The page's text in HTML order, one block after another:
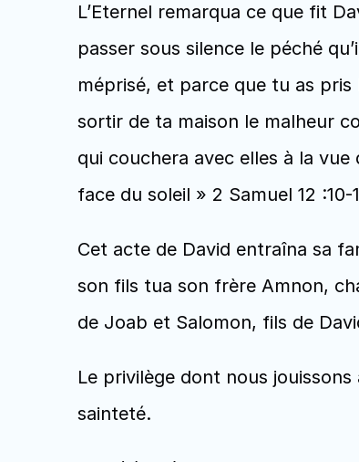
L’Eternel remarqua ce que fit
passer sous silence le péché
méprisé, et parce que tu as pris
sortir de ta maison le malheur
qui couchera avec elles à la
face du soleil » 2 Samuel 12 :10-
Cet acte de David entraîna sa
son fils tua son frère Amnon,
de Joab et Salomon, fils de
Le privilège dont nous
sainteté.